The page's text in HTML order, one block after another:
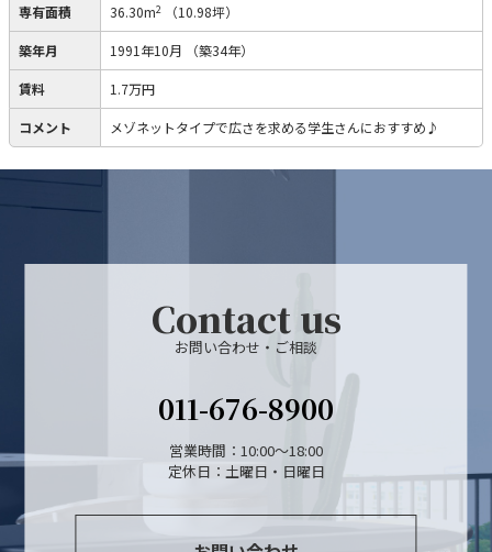
専有面積 36.30m2 （10.98坪）
築年月 1991年10月 （築34年）
賃料 1.7万円
コメント メゾネットタイプで広さを求める学生さんにおすすめ♪
Contact us
お問い合わせ・ご相談
011-676-8900
営業時間：10:00～18:00
定休日：土曜日・日曜日